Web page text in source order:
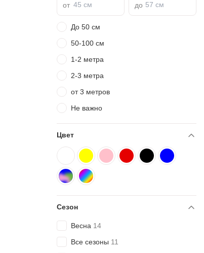
от до
До 50 см
50-100 см
1-2 метра
2-3 метра
от 3 метров
Не важно
Цвет
Белый 4
Желтый
Сезон
Весна 14
Все сезоны 11